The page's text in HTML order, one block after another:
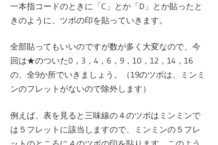
一本指コードのときに「C」とか「D」とか貼ったと
きのように、ツボの印を貼っていきます。
全部貼ってもいいのですが数が多く大変なので、今
回は★のついた0，3，4，6，9，10，12，14，16
の、全9か所でいきましょう。（19のツボは、ミンミ
ンのフレットがないので除外します）
例えば、表を見ると三味線の４のツボはミンミンで
は５フレットに該当しますので、ミンミンの５フレ